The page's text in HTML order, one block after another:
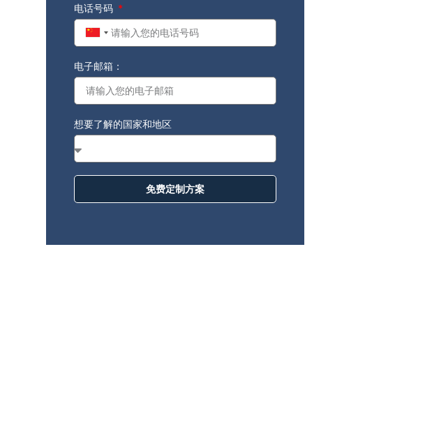
电话号码
China
电子邮箱：
想要了解的国家和地区
免费定制方案